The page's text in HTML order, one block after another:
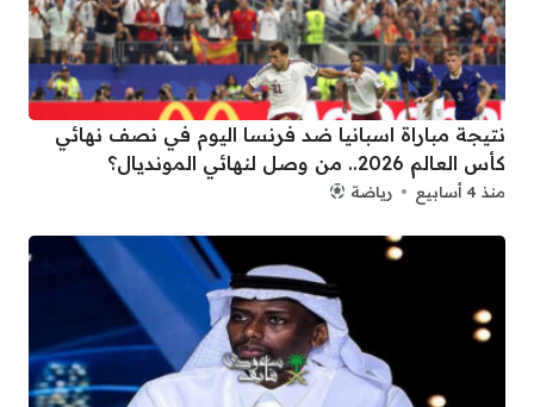
نتيجة مباراة اسبانيا ضد فرنسا اليوم في نصف نهائي
كأس العالم 2026.. من وصل لنهائي المونديال؟
منذ 4 أسابيع رياضة